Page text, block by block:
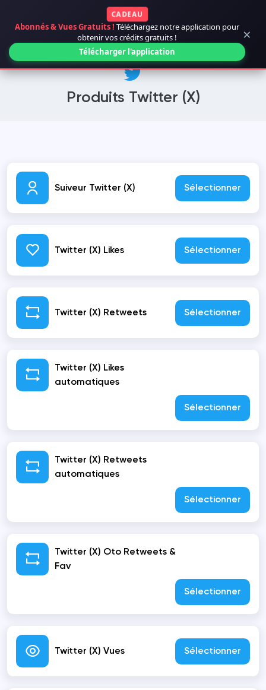
CADEAU
Abonnés & Vues Gratuits ! Téléchargez notre application pour
obtenir vos crédits gratuits !
Télécharger l'application
×
Produits Twitter (X)
Suiveur Twitter (X) Sélectionner
Twitter (X) Likes Sélectionner
Twitter (X) Retweets Sélectionner
Twitter (X) Likes
automatiques
Sélectionner
Twitter (X) Retweets
automatiques
Sélectionner
Twitter (X) Oto Retweets &
Fav
Sélectionner
Twitter (X) Vues Sélectionner